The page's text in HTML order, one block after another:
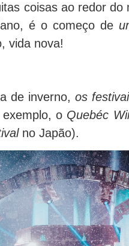
coisas ao redor do
é o começo de
vida nova!
de inverno, os
o Quebéc
no Japão).